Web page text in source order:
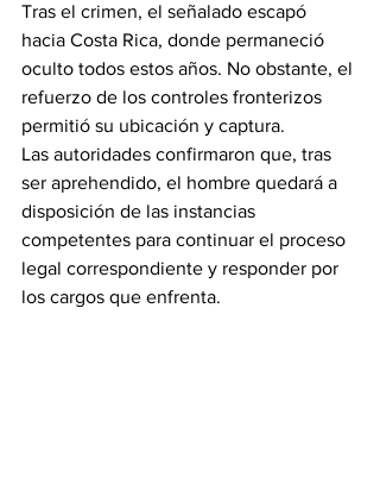
Tras el crimen, el señalado escapó
hacia Costa Rica, donde permaneció
oculto todos estos años. No obstante, el
refuerzo de los controles fronterizos
permitió su ubicación y captura.
Las autoridades confirmaron que, tras
ser aprehendido, el hombre quedará a
disposición de las instancias
competentes para continuar el proceso
legal correspondiente y responder por
los cargos que enfrenta.